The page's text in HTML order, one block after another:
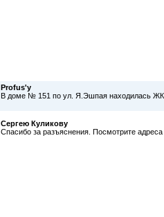
Profus'у
В доме № 151 по ул. Я.Эшпая находилась
Сергею Куликову
Спасибо за разъяснения. Посмотрите